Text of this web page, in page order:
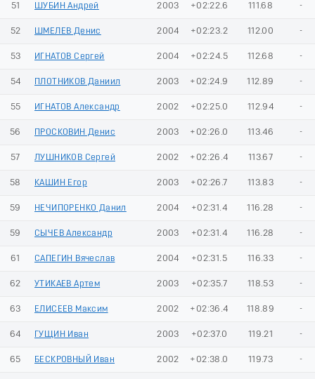
51 ШУБИН Андрей 2003 +02:22.6 111.68 -
52 ШМЕЛЕВ Денис 2004 +02:23.2 112.00 -
53 ИГНАТОВ Сергей 2004 +02:24.5 112.68 -
54 ПЛОТНИКОВ Даниил 2003 +02:24.9 112.89 -
55 ИГНАТОВ Александр 2002 +02:25.0 112.94 -
56 ПРОСКОВИН Денис 2003 +02:26.0 113.46 -
57 ЛУШНИКОВ Сергей 2002 +02:26.4 113.67 -
58 КАШИН Егор 2003 +02:26.7 113.83 -
59 НЕЧИПОРЕНКО Данил 2004 +02:31.4 116.28 -
59 СЫЧЕВ Александр 2003 +02:31.4 116.28 -
61 САПЕГИН Вячеслав 2004 +02:31.5 116.33 -
62 УТИКАЕВ Артем 2003 +02:35.7 118.53 -
63 ЕЛИСЕЕВ Максим 2002 +02:36.4 118.89 -
64 ГУЩИН Иван 2003 +02:37.0 119.21 -
65 БЕСКРОВНЫЙ Иван 2002 +02:38.0 119.73 -